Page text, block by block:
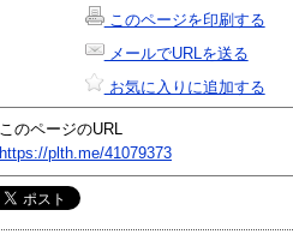
このページを印刷する
メールでURLを送る
お気に入りに追加する
このページのURL
https://plth.me/41079373